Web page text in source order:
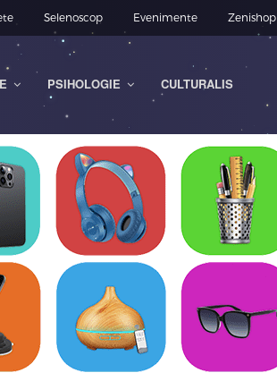
Selenoscop Evenimente Zenishop
PSIHOLOGIE CULTURALIS